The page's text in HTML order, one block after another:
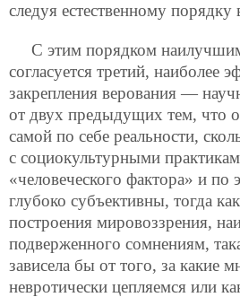
следуя естественному порядку
С этим порядком
согласуется третий, наиболее
закрепления верования —
от двух предыдущих тем, что
самой по себе реальности,
с социокультурными
«человеческого фактора» и по
глубоко субъективны, тогда
построения мировоззрения,
подверженного сомнениям,
зависела бы от того, за какие
невротически цепляемся или